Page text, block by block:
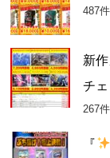
487
新
チェ
267
『